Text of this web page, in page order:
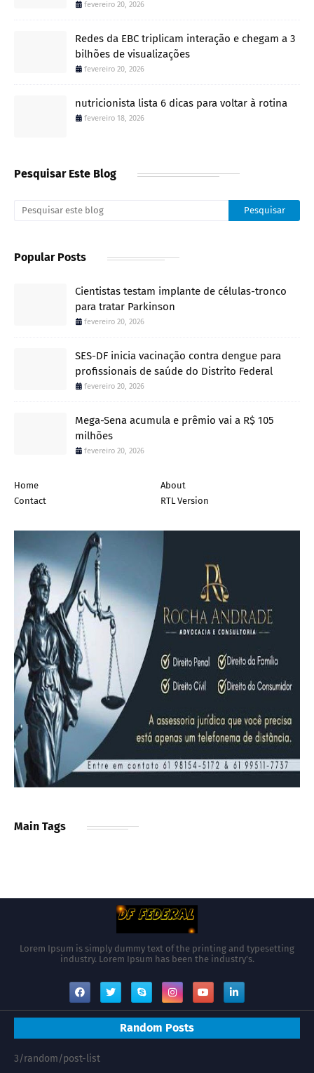
fevereiro 20, 2026
Redes da EBC triplicam interação e chegam a 3
bilhões de visualizações
fevereiro 20, 2026
nutricionista lista 6 dicas para voltar à rotina
fevereiro 18, 2026
Pesquisar Este Blog
Popular Posts
Cientistas testam implante de células-tronco
para tratar Parkinson
fevereiro 20, 2026
SES-DF inicia vacinação contra dengue para
profissionais de saúde do Distrito Federal
fevereiro 20, 2026
Mega-Sena acumula e prêmio vai a R$ 105
milhões
fevereiro 20, 2026
Home
About
Contact
RTL Version
Main Tags
Lorem Ipsum is simply dummy text of the printing and typesetting
industry. Lorem Ipsum has been the industry's.
Random Posts
3/random/post-list